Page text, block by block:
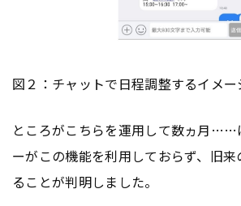
図２：チャットで日程調整するイメー
ところがこちらを運用して数ヵ月……
ーがこの機能を利用しておらず、旧
ることが判明しました。